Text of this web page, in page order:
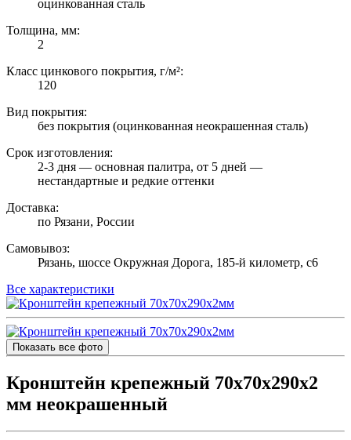
оцинкованная сталь
Толщина, мм:
2
Класс цинкового покрытия, г/м²:
120
Вид покрытия:
без покрытия (оцинкованная неокрашенная сталь)
Срок изготовления:
2-3 дня — основная палитра, от 5 дней —
нестандартные и редкие оттенки
Доставка:
по Рязани, России
Самовывоз:
Рязань, шоссе Окружная Дорога, 185-й километр, с6
Все характеристики
Показать все фото
Кронштейн крепежный 70х70х290х2
мм неокрашенный